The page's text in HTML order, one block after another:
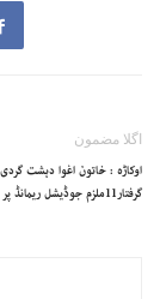
اگلا مضمون
اوکاڑہ : خاتون اغوا دہشت
گرفتار11ملزم جوڈیشل ریمانڈ پر جیل منتقل